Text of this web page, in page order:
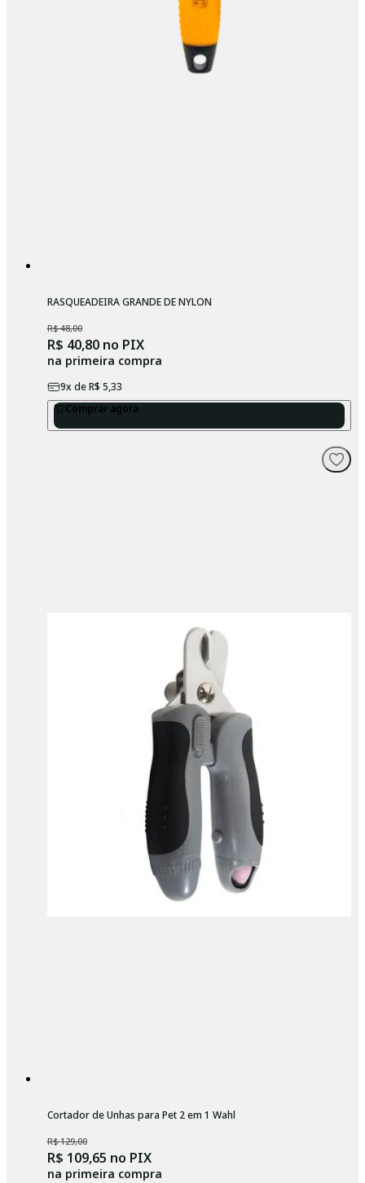
RASQUEADEIRA GRANDE DE NYLON
R$ 48,00
R$ 40,80no PIX
na primeira compra
9x deR$ 5,33
Comprar agora
Cortador de Unhas para Pet 2 em 1 Wahl
R$ 129,00
R$ 109,65 no PIX
na primeira compra